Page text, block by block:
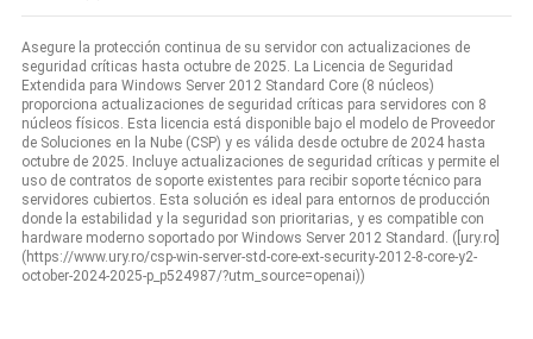
Asegure la protección continua de su servidor con actualizaciones de
seguridad críticas hasta octubre de 2025. La Licencia de Seguridad
Extendida para Windows Server 2012 Standard Core (8 núcleos)
proporciona actualizaciones de seguridad críticas para servidores con 8
núcleos físicos. Esta licencia está disponible bajo el modelo de Proveedor
de Soluciones en la Nube (CSP) y es válida desde octubre de 2024 hasta
octubre de 2025. Incluye actualizaciones de seguridad críticas y permite el
uso de contratos de soporte existentes para recibir soporte técnico para
servidores cubiertos. Esta solución es ideal para entornos de producción
donde la estabilidad y la seguridad son prioritarias, y es compatible con
hardware moderno soportado por Windows Server 2012 Standard. ([ury.ro]
(https://www.ury.ro/csp-win-server-std-core-ext-security-2012-8-core-y2-
october-2024-2025-p_p524987/?utm_source=openai))